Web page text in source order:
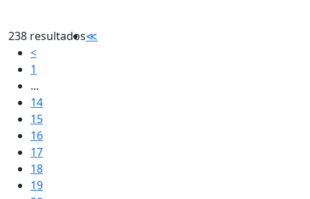
238 resultados≪
<
1
...
14
15
16
17
18
19